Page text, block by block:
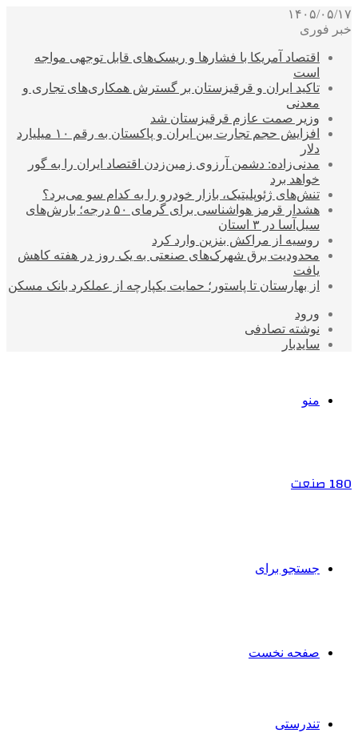
۱۴۰۵/۰۵/۱۷
خبر فوری
اقتصاد آمریکا با فشارها و ریسک‌های قابل توجهی مواجه
است
تاکید ایران و قرقیزستان بر گسترش همکاری‌های تجاری و
معدنی
وزیر صمت عازم قرقیزستان شد
افزایش حجم تجارت بین ایران و پاکستان به رقم ۱۰ میلیارد
دلار
مدنی‌زاده: دشمن آرزوی زمین‌زدن اقتصاد ایران را به گور
خواهد برد
تنش‌های ژئوپلیتیک، بازار خودرو را به کدام سو می‌برد؟
هشدار قرمز هواشناسی برای گرمای ۵۰ درجه؛ بارش‌های
سیل‌آسا در ۳ استان
روسیه از مراکش بنزین وارد کرد
محدودیت برق شهرک‌های صنعتی به یک روز در هفته کاهش
یافت
از بهارستان تا پاستور؛ حمایت یکپارچه از عملکرد بانک مسکن
ورود
نوشته تصادفی
سایدبار
منو
180 صنعت
جستجو برای
صفحه نخست
تندرستی